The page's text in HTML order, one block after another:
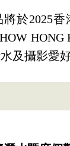
於2025
HONG
及攝影愛